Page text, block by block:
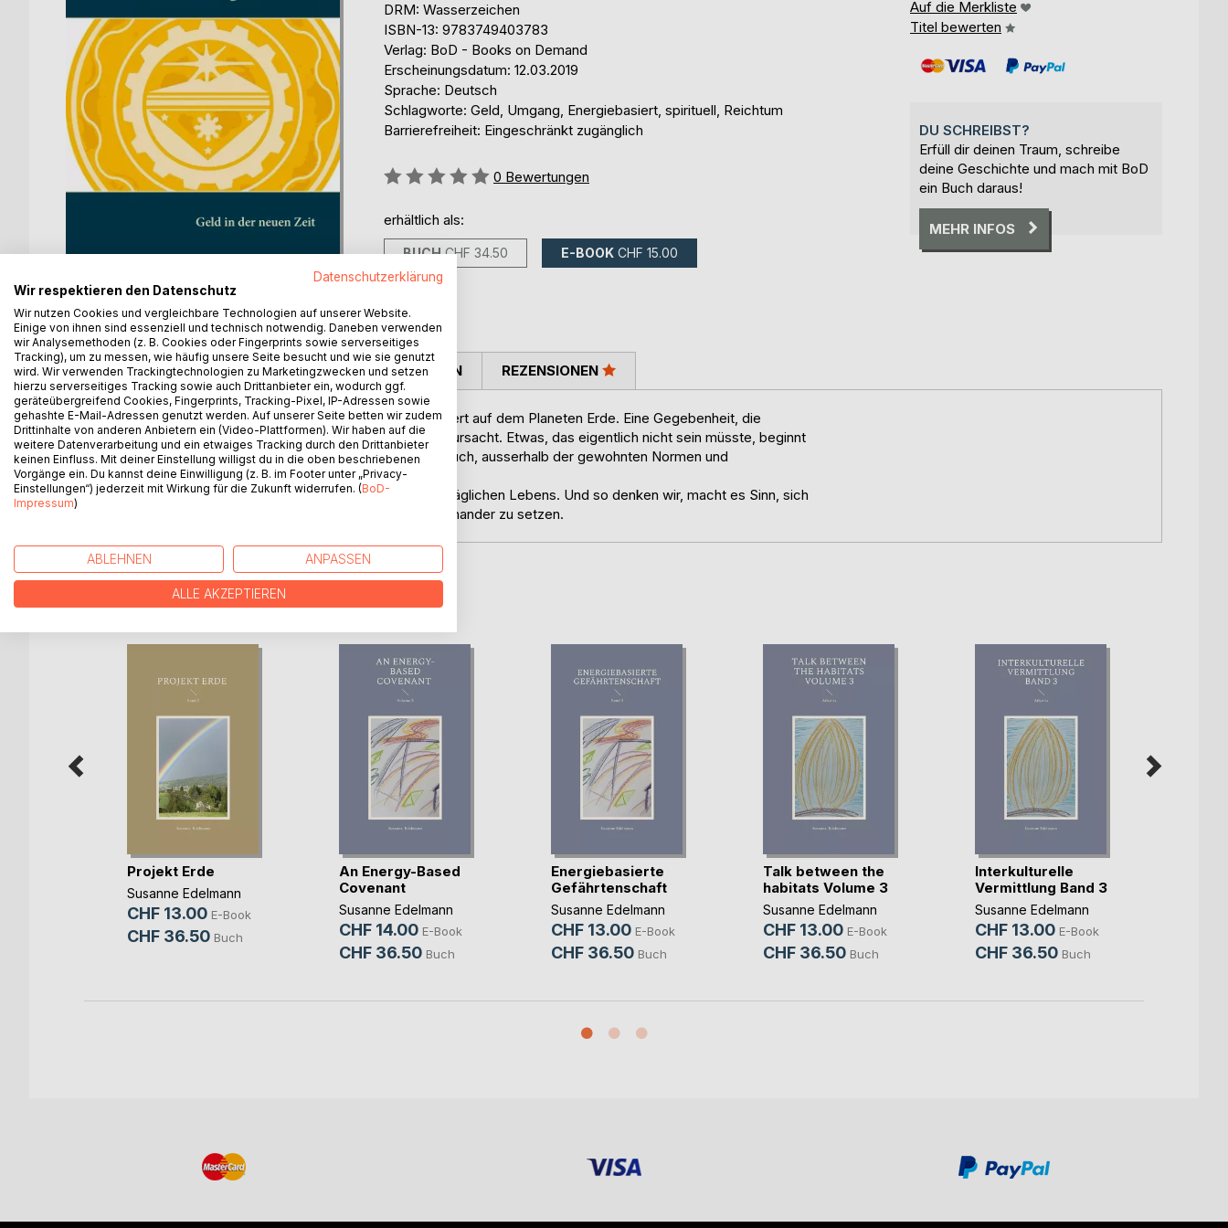
DRM: Wasserzeichen
ISBN-13: 9783749403783
Verlag: BoD - Books on Demand
Erscheinungsdatum: 12.03.2019
Sprache: Deutsch
Schlagworte: Geld, Umgang, Energiebasiert, spirituell, Reichtum
Barrierefreiheit: Eingeschränkt zugänglich
Bewertung::
0 Bewertungen
erhältlich als:
BUCH CHF 34.50 E-BOOK CHF 15.00
Auf die Merkliste
Titel bewerten
DU SCHREIBST?
Erfüll dir deinen Traum, schreibe
deine Geschichte und mach mit BoD
ein Buch daraus!
MEHR INFOS
BESCHREIBUNG
Geld ist einer der Aspekte, der sich derzeit rasant verändert auf dem Planeten Erde. Eine Gegebenheit, die
verunsichert, viele Fragen aufwirft und oft auch Angst verursacht. Etwas, das eigentlich nicht sein müsste, beginnt
sich Geld doch einfach, wie übrigens so einiges andere auch, ausserhalb der gewohnten Normen und
Denkschemata zu bewegen.
Geld ist derzeit eine äusserst wichtige Komponente des täglichen Lebens. Und so denken wir, macht es Sinn, sich
etwas ausführlicher mit den neuen Wirkungsweisen auseinander zu setzen.
AUTOR/IN PRESSESTIMMEN REZENSIONEN
WEITERE TITEL BEIBoD
Projekt Erde
Susanne Edelmann
CHF 13.00 E-Book
CHF 36.50 Buch
An Energy-Based
Covenant
Susanne Edelmann
CHF 14.00 E-Book
CHF 36.50 Buch
Energiebasierte
Gefährtenschaft
Susanne Edelmann
CHF 13.00 E-Book
CHF 36.50 Buch
Talk between the
habitats Volume 3
Susanne Edelmann
CHF 13.00 E-Book
CHF 36.50 Buch
Interkulturelle
Vermittlung Band 3
Susanne Edelmann
CHF 13.00 E-Book
CHF 36.50 Buch
Datenschutzerklärung
Wir respektieren den Datenschutz
Wir nutzen Cookies und vergleichbare Technologien auf unserer Website.
Einige von ihnen sind essenziell und technisch notwendig. Daneben verwenden
wir Analysemethoden (z. B. Cookies oder Fingerprints sowie serverseitiges
Tracking), um zu messen, wie häufig unsere Seite besucht und wie sie genutzt
wird. Wir verwenden Trackingtechnologien zu Marketingzwecken und setzen
hierzu serverseitiges Tracking sowie auch Drittanbieter ein, wodurch ggf.
geräteübergreifend Cookies, Fingerprints, Tracking-Pixel, IP-Adressen sowie
gehashte E-Mail-Adressen genutzt werden. Auf unserer Seite betten wir zudem
Drittinhalte von anderen Anbietern ein (Video-Plattformen). Wir haben auf die
weitere Datenverarbeitung und ein etwaiges Tracking durch den Drittanbieter
keinen Einfluss. Mit deiner Einstellung willigst du in die oben beschriebenen
Vorgänge ein. Du kannst deine Einwilligung (z. B. im Footer unter „Privacy-
Einstellungen“) jederzeit mit Wirkung für die Zukunft widerrufen. (BoD-
Impressum)
ABLEHNEN ANPASSEN
ALLE AKZEPTIEREN